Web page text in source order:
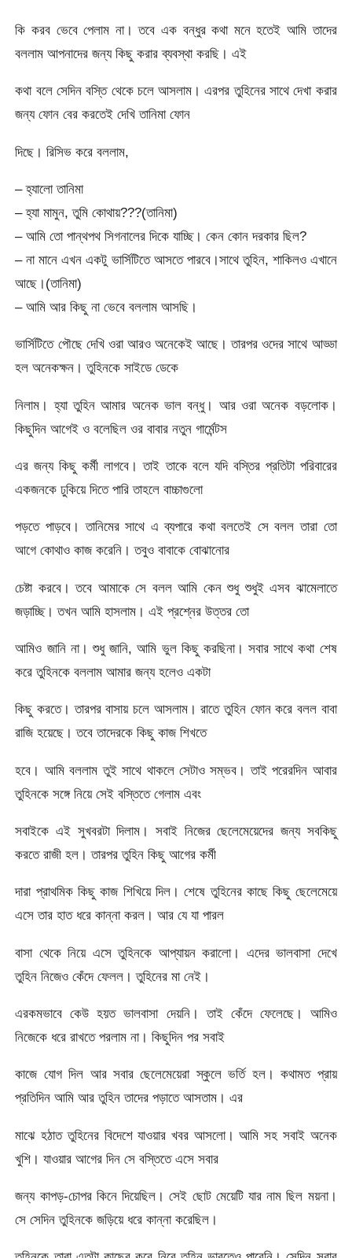
কি করব ভেবে পেলাম না। তবে এক বন্ধুর কথা মনে হতেই আমি তাদের
বললাম আপনাদের জন্য কিছু করার ব্যবস্থা করছি। এই
কথা বলে সেদিন বস্তি থেকে চলে আসলাম। এরপর তুহিনের সাথে দেখা করার
জন্য ফোন বের করতেই দেখি তানিমা ফোন
দিছে। রিসিভ করে বললাম,
– হ্যালো তানিমা
– হ্যা মামুন, তুমি কোথায়???(তানিমা)
– আমি তো পান্থপথ সিগনালের দিকে যাচ্ছি। কেন কোন দরকার ছিল?
– না মানে এখন একটু ভার্সিটিতে আসতে পারবে।সাথে তুহিন, শাকিলও এখানে
আছে।(তানিমা)
– আমি আর কিছু না ভেবে বললাম আসছি।
ভার্সিটিতে পৌছে দেখি ওরা আরও অনেকেই আছে। তারপর ওদের সাথে আড্ডা
হল অনেকক্ষন। তুহিনকে সাইডে ডেকে
নিলাম। হ্যা তুহিন আমার অনেক ভাল বন্ধু। আর ওরা অনেক বড়লোক।
কিছুদিন আগেই ও বলেছিল ওর বাবার নতুন গার্মেন্টস
এর জন্য কিছু কর্মী লাগবে। তাই তাকে বলে যদি বস্তির প্রতিটা পরিবারের
একজনকে ঢুকিয়ে দিতে পারি তাহলে বাচ্চাগুলো
পড়তে পাড়বে। তানিমের সাথে এ ব্যপারে কথা বলতেই সে বলল তারা তো
আগে কোথাও কাজ করেনি। তবুও বাবাকে বোঝানোর
চেষ্টা করবে। তবে আমাকে সে বলল আমি কেন শুধু শুধুই এসব ঝামেলাতে
জড়াচ্ছি। তখন আমি হাসলাম। এই প্রশ্নের উত্তর তো
আমিও জানি না। শুধু জানি, আমি ভুল কিছু করছিনা। সবার সাথে কথা শেষ
করে তুহিনকে বললাম আমার জন্য হলেও একটা
কিছু করতে। তারপর বাসায় চলে আসলাম। রাতে তুহিন ফোন করে বলল বাবা
রাজি হয়েছে। তবে তাদেরকে কিছু কাজ শিখতে
হবে। আমি বললাম তুই সাথে থাকলে সেটাও সম্ভব। তাই পরেরদিন আবার
তুহিনকে সঙ্গে নিয়ে সেই বস্তিতে গেলাম এবং
সবাইকে এই সুখবরটা দিলাম। সবাই নিজের ছেলেমেয়েদের জন্য সবকিছু
করতে রাজী হল। তারপর তুহিন কিছু আগের কর্মী
দারা প্রাথমিক কিছু কাজ শিখিয়ে দিল। শেষে তুহিনের কাছে কিছু ছেলেমেয়ে
এসে তার হাত ধরে কান্না করল। আর যে যা পারল
বাসা থেকে নিয়ে এসে তুহিনকে আপ্যায়ন করালো। এদের ভালবাসা দেখে
তুহিন নিজেও কেঁদে ফেলল। তুহিনের মা নেই।
এরকমভাবে কেউ হয়ত ভালবাসা দেয়নি। তাই কেঁদে ফেলেছে। আমিও
নিজেকে ধরে রাখতে পরলাম না। কিছুদিন পর সবাই
কাজে যোগ দিল আর সবার ছেলেমেয়েরা স্কুলে ভর্তি হল। কথামত প্রায়
প্রতিদিন আমি আর তুহিন তাদের পড়াতে আসতাম। এর
মাঝে হঠাত তুহিনের বিদেশে যাওয়ার খবর আসলো। আমি সহ সবাই অনেক
খুশি। যাওয়ার আগের দিন সে বস্তিতে এসে সবার
জন্য কাপড়-চোপর কিনে দিয়েছিল। সেই ছোট মেয়েটি যার নাম ছিল ময়না।
সে সেদিন তুহিনকে জড়িয়ে ধরে কান্না করেছিল।